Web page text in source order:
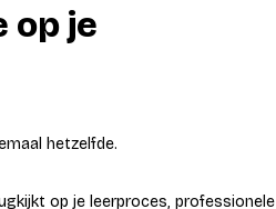
op je
hetzelfde.
op je leerproces, professionele